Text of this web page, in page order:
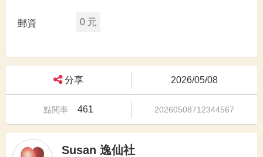
郵資 0 元
分享 2026/05/08
點閱率 461 20260508712344567
Susan 逸仙社